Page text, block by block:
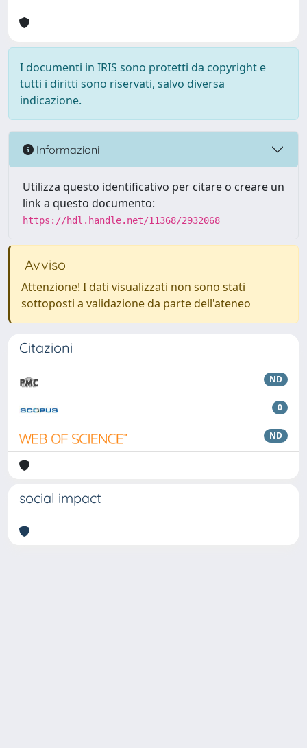
I documenti in IRIS sono protetti da copyright e
tutti i diritti sono riservati, salvo diversa
indicazione.
Informazioni
Utilizza questo identificativo per citare o creare un
link a questo documento:
https://hdl.handle.net/11368/2932068
Avviso
Attenzione! I dati visualizzati non sono stati
sottoposti a validazione da parte dell'ateneo
Citazioni
ND
0
ND
social impact